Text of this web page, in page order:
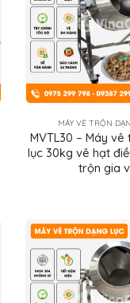
MÁY VÊ TRỘN
MVTL30 – Máy
lục 30kg vê hạt
trộn gia